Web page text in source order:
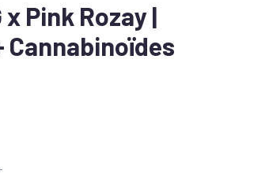
Pink Rozay |
Cannabinoïdes